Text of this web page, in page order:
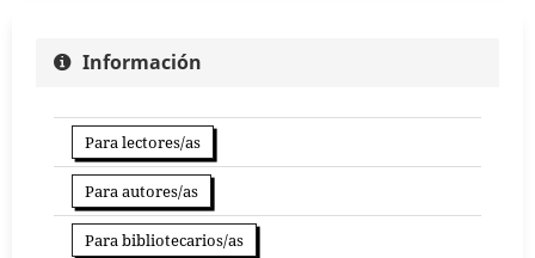
Información
Para lectores/as
Para autores/as
Para bibliotecarios/as